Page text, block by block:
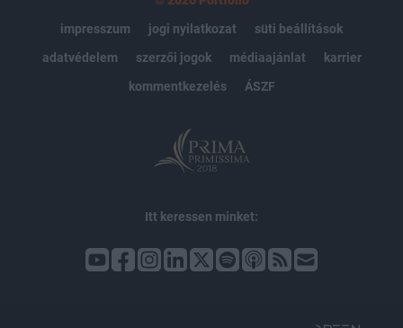
impresszum
jogi nyilatkozat
süti beállítások
adatvédelem
szerzői jogok médiaajánlat
karrier
kommentkezelés
ÁSZF
Itt keressen minket: